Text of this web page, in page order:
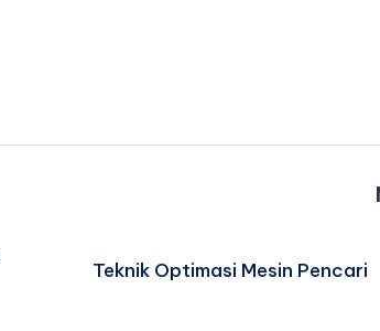
Teknik Optimasi Mesin Pencari